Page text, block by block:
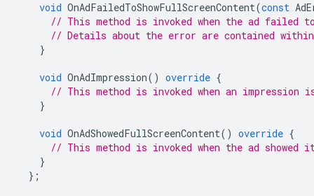
void OnAdFailedToShowFullScreenContent(const
// This method is invoked when the ad failed
// Details about the error are contained within
}
void OnAdImpression() override {
// This method is invoked when an impression
}
void OnAdShowedFullScreenContent() override {
// This method is invoked when the ad
}
};